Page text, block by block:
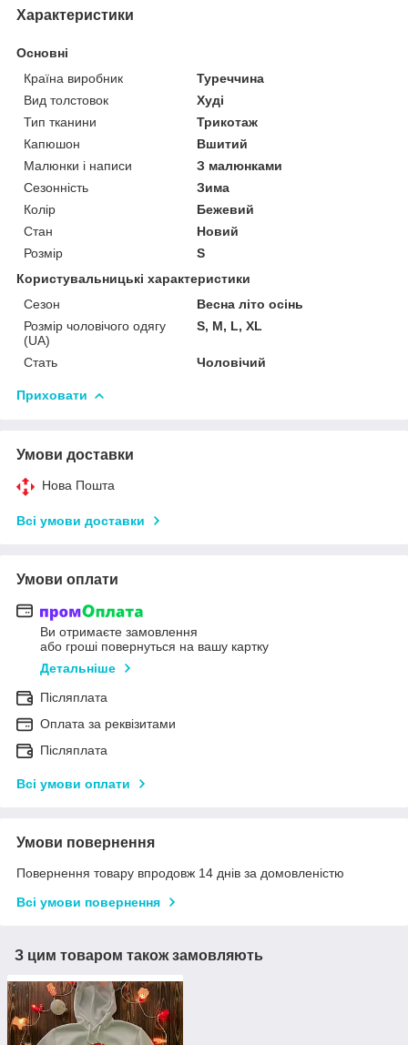
Характеристики
Основні
Країна виробник
Туреччина
Вид толстовок
Худі
Тип тканини
Трикотаж
Капюшон
Вшитий
Малюнки і написи
З малюнками
Сезонність
Зима
Колір
Бежевий
Стан
Новий
Розмір
S
Користувальницькі характеристики
Сезон
Весна літо осінь
Розмір чоловічого одягу
(UA)
S, M, L, XL
Стать Чоловічий
Приховати
Умови доставки
Нова Пошта
Всі умови доставки
Умови оплати
Ви отримаєте замовлення
або гроші повернуться на вашу картку
Детальніше
Післяплата
Оплата за реквізитами
Післяплата
Всі умови оплати
Умови повернення
Повернення товару впродовж 14 днів за домовленістю
Всі умови повернення
З цим товаром також замовляють